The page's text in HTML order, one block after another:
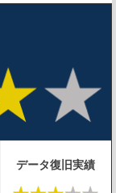
データ復旧実績